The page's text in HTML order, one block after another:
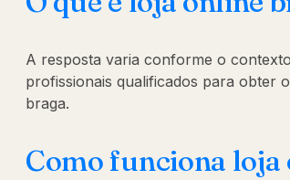
A resposta varia conforme o
profissionais qualificados para obter
braga.
Como funciona loja